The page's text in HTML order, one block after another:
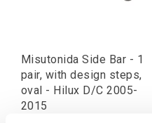
Misutonida Side Bar - 1
pair, with design steps,
oval - Hilux D/C 2005-
2015